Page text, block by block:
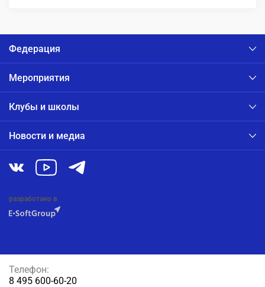
Федерация
Мероприятия
Клубы и школы
Новости и медиа
разработано в
Телефон:
8 495 600-60-20